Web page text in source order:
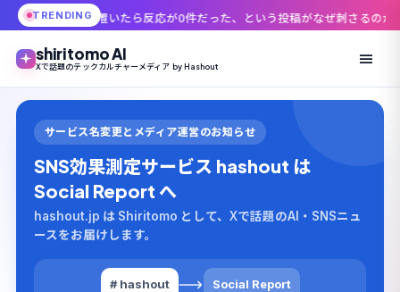
TRENDING
ら反応が0件だった、という投稿がなぜ刺さるのか 「45,000円が1日で
shiritomo AI
Xで話題のテックカルチャーメディア by Hashout
サービス名変更とメディア運営のお知らせ
SNS効果測定サービス hashout は
Social Report へ
hashout.jp は Shiritomo として、Xで話題のAI・SNSニュ
ースをお届けします。
# hashout Social Report